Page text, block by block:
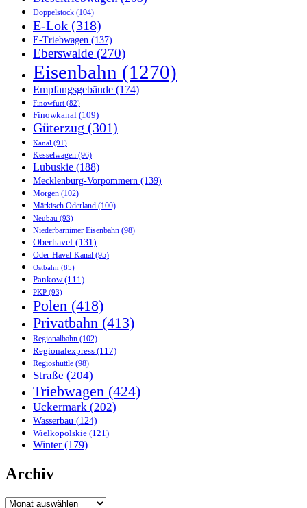
Doppelstock (104)
E-Lok (318)
E-Triebwagen (137)
Eberswalde (270)
Eisenbahn (1270)
Empfangsgebäude (174)
Finowfurt (82)
Finowkanal (109)
Güterzug (301)
Kanal (91)
Kesselwagen (96)
Lubuskie (188)
Mecklenburg-Vorpommern (139)
Morgen (102)
Märkisch Oderland (100)
Neubau (93)
Niederbarnimer Eisenbahn (98)
Oberhavel (131)
Oder-Havel-Kanal (95)
Ostbahn (85)
Pankow(111)
PKP (93)
Polen (418)
Privatbahn (413)
Regionalbahn (102)
Regionalexpress (117)
Regioshuttle (98)
Straße (204)
Triebwagen (424)
Uckermark (202)
Wasserbau (124)
Wielkopolskie (121)
Winter(179)
Archiv
Archiv